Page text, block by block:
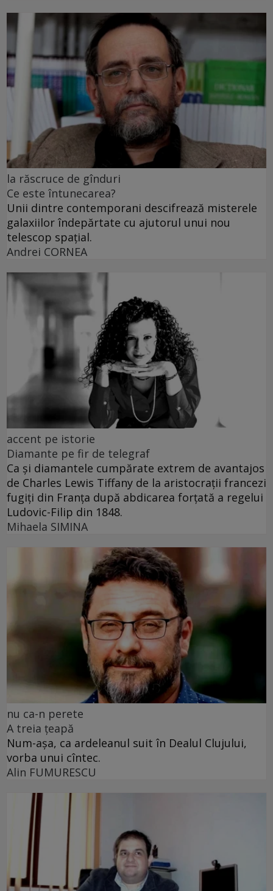
la răscruce de gînduri
Ce este întunecarea?
Unii dintre contemporani descifrează misterele
galaxiilor îndepărtate cu ajutorul unui nou
telescop spațial.
Andrei CORNEA
accent pe istorie
Diamante pe fir de telegraf
Ca și diamantele cumpărate extrem de avantajos
de Charles Lewis Tiffany de la aristocrații francezi
fugiți din Franța după abdicarea forțată a regelui
Ludovic-Filip din 1848.
Mihaela SIMINA
nu ca-n perete
A treia țeapă
Num-așa, ca ardeleanul suit în Dealul Clujului,
vorba unui cîntec.
Alin FUMURESCU